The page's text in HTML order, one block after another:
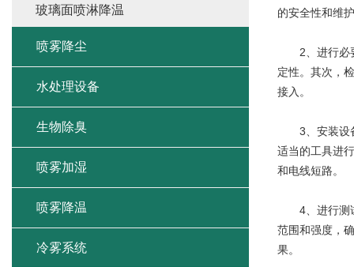
的安全性和维
2、进行必要
定性。其次，
接入。
3、安装设备
适当的工具进
和电线短路。
4、进行测试
范围和强度，
果。
玻璃面喷淋降温
喷雾降尘
水处理设备
生物除臭
喷雾加湿
喷雾降温
冷雾系统